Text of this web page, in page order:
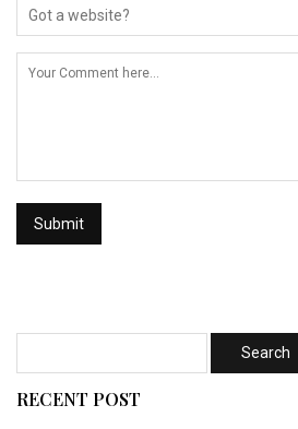
RECENT POST